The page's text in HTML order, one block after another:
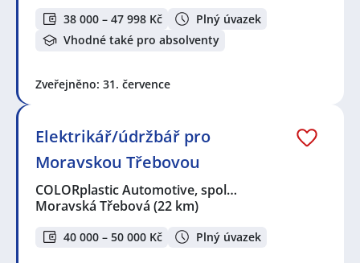
38 000 – 47 998 Kč
Plný úvazek
Vhodné také pro absolventy
Zveřejněno: 31. července
Elektrikář/údržbář pro
Moravskou Třebovou
COLORplastic Automotive, spol…
Moravská Třebová (22 km)
40 000 – 50 000 Kč Plný úvazek